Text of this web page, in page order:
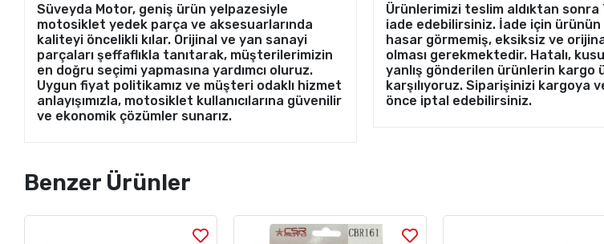
Süveyda Motor, geniş ürün yelpazesiyle
motosiklet yedek parça ve aksesuarlarında
kaliteyi öncelikli kılar. Orijinal ve yan sanayi
parçaları şeffaflıkla tanıtarak, müşterilerimizin
en doğru seçimi yapmasına yardımcı oluruz.
Uygun fiyat politikamız ve müşteri odaklı hizmet
anlayışımızla, motosiklet kullanıcılarına güvenilir
ve ekonomik çözümler sunarız.
Ürünlerimizi teslim aldıktan sonra
iade edebilirsiniz. İade için ürünün
hasar görmemiş, eksiksiz ve
olması gerekmektedir. Hatalı,
yanlış gönderilen ürünlerin kargo
karşılıyoruz. Siparişinizi kargoya
önce iptal edebilirsiniz.
Benzer Ürünler